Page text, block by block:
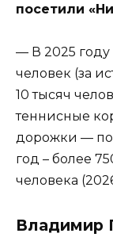
посетили
— В 2025 году
человек (за
10 тысяч
теннисные
дорожки —
год – более
человека
Владимир